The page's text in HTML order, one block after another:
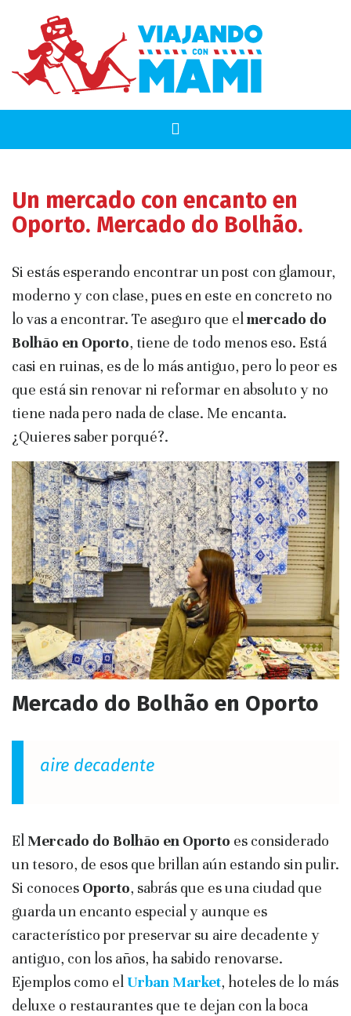
Un mercado con encanto en
Oporto. Mercado do Bolhão.
Si estás esperando encontrar un post con glamour,
moderno y con clase, pues en este en concreto no
lo vas a encontrar. Te aseguro que elmercado do
Bolhão en Oporto, tiene de todo menos eso. Está
casi en ruinas, es de lo más antiguo, pero lo peor es
que está sin renovar ni reformar en absoluto y no
tiene nada pero nada de clase. Me encanta.
¿Quieres saber porqué?.
Mercado do Bolhão en Oporto
aire decadente
El Mercado do Bolhão en Oporto es considerado
un tesoro, de esos que brillan aún estando sin pulir.
Si conoces Oporto, sabrás que es una ciudad que
guarda un encanto especial y aunque es
característico por preservar su aire decadente y
antiguo, con los años, ha sabido renovarse.
Ejemplos como elUrban Market, hoteles de lo más
deluxe o restaurantes que te dejan con la boca